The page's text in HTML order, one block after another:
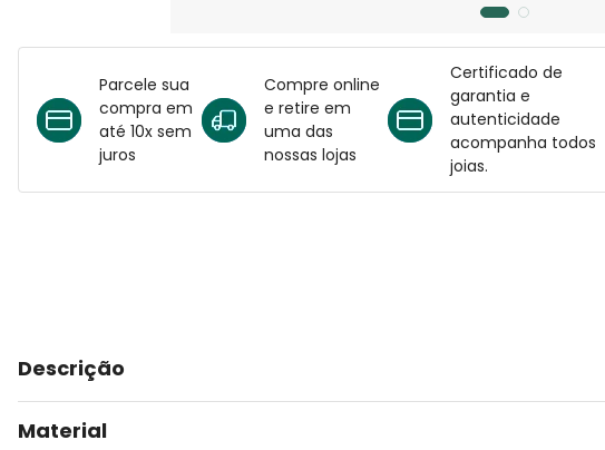
Parcele sua
compra em
até 10x sem
juros
Compre online
e retire em
uma das
nossas lojas
Certificado de
garantia e
autenticidade
acompanha todos
joias.
Descrição
Material